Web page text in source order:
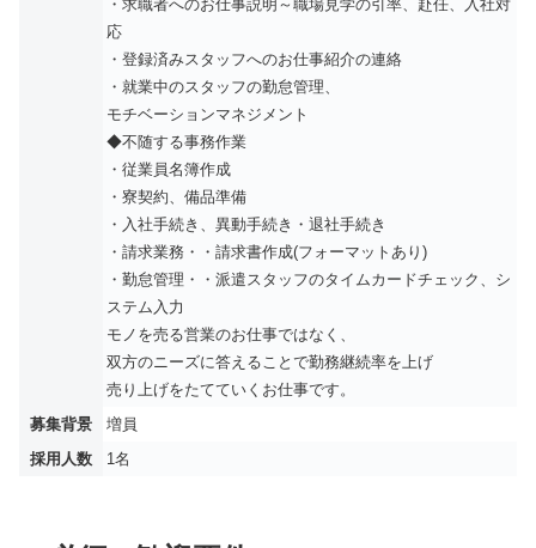
・求職者へのお仕事説明～職場見学の引率、赴任、入社対
応
・登録済みスタッフへのお仕事紹介の連絡
・就業中のスタッフの勤怠管理、
モチベーションマネジメント
◆不随する事務作業
・従業員名簿作成
・寮契約、備品準備
・入社手続き、異動手続き・退社手続き
・請求業務・・請求書作成(フォーマットあり)
・勤怠管理・・派遣スタッフのタイムカードチェック、シ
ステム入力
モノを売る営業のお仕事ではなく、
双方のニーズに答えることで勤務継続率を上げ
売り上げをたてていくお仕事です。
募集背景
増員
採用人数
1名